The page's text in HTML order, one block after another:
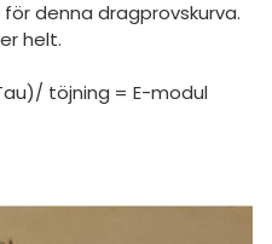
denna dragprovskurva.
helt.
töjning = E-modul
Universitet
Allmänna diskussioner